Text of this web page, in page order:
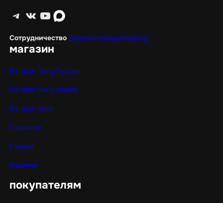
Telegram ВКонтакте YouTube max
Сотрудничество @gamepropagandagang
магазин
Каталог Sony Турция
Каталог Sony Индия
Каталог Xbox
Подписки
Скидки
Корзина
покупателям